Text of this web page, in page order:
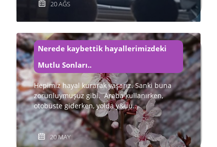
20 AĞS
Nerede kaybettik hayallerimizdeki
Mutlu Sonları..
Hepimiz hayal kurarak yaşarız. Sanki buna
zorunluymuşuz gibi. Araba kullanırken,
otobüste giderken, yolda y&uu…
20 MAY